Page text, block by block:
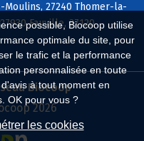
possible, Biocoop utilise
optimale du site, pour
le trafic et la performance
personnalisée en toute
à tout moment en
OK pour vous ?
les cookies
Moulins, 27240 Thomer-la-
Fauville, 27120
Biocoop
2026